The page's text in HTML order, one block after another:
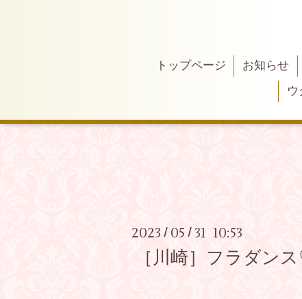
トップページ お知らせ
2023 / 05 / 31 10:53
［川崎］フラダン